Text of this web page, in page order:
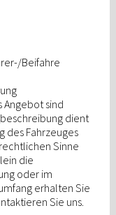
Beifahre
Angebot sind
dient
des Fahrzeuges
Sinne
die
oder im
erhalten Sie
Sie uns.